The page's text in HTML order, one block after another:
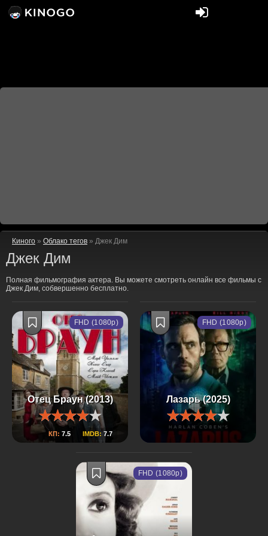
Киного » Облако тегов » Джек Дим
Джек Дим
Полная фильмография актера. Вы можете смотреть онлайн все фильмы с
Джек Дим, собвершенно бесплатно.
Отец Браун (2013)
КП: 7.5 IMDB: 7.7
FHD (1080p)
Лазарь (2025)
FHD (1080p)
FHD (1080p)